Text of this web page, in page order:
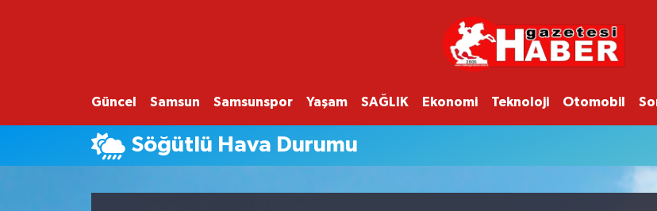
Güncel Samsun Samsunspor Yaşam SAĞLIK Ekonomi Teknoloji Otomobil
Söğütlü Hava Durumu
SAMSUN
SAMSUNSPOR